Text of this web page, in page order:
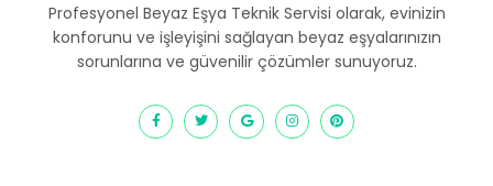
Profesyonel Beyaz Eşya Teknik Servisi olarak, evinizin
konforunu ve işleyişini sağlayan beyaz eşyalarınızın
sorunlarına ve güvenilir çözümler sunuyoruz.